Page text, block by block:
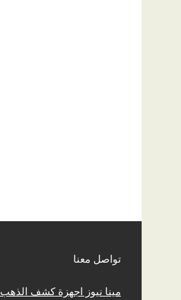
تواصل معنا
مينا نيوز اجهزة كشف الذهب